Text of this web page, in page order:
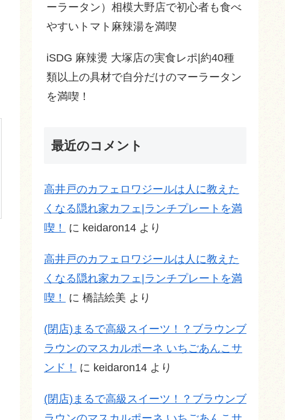
ーラータン）相模大野店で初心者も食べ
やすいトマト麻辣湯を満喫
iSDG 麻辣燙 大塚店の実食レポ|約40種
類以上の具材で自分だけのマーラータン
を満喫！
最近のコメント
高井戸のカフェロワジールは人に教えた
くなる隠れ家カフェ|ランチプレートを満
喫！
に keidaron14 より
高井戸のカフェロワジールは人に教えた
くなる隠れ家カフェ|ランチプレートを満
喫！
に 橋詰絵美 より
(閉店)まるで高級スイーツ！？ブラウンブ
ラウンのマスカルポーネ いちごあんこサ
ンド！
に keidaron14 より
(閉店)まるで高級スイーツ！？ブラウンブ